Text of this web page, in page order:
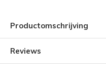
Productomschrijving
Reviews